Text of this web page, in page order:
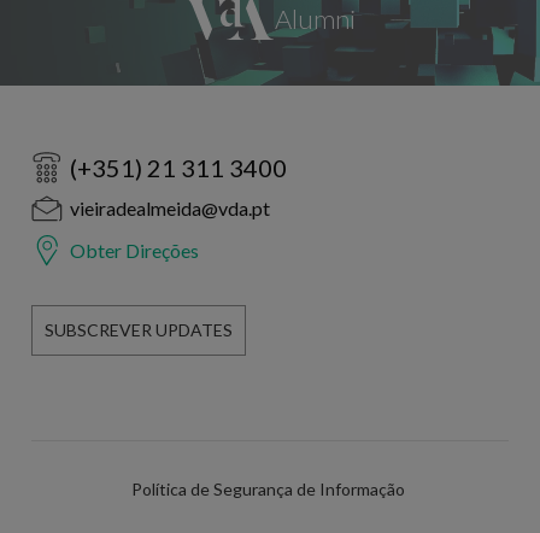
(+351) 21 311 3400
vieiradealmeida@vda.pt
Obter Direções
SUBSCREVER UPDATES
Política de Segurança de Informação